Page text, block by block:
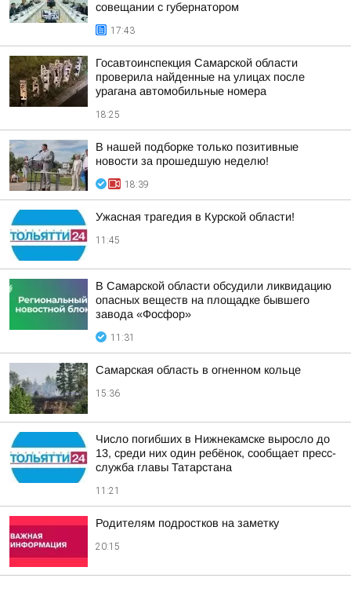
совещании с губернатором
17:43
Госавтоинспекция Самарской области
проверила найденные на улицах после
урагана автомобильные номера
18:25
В нашей подборке только позитивные
новости за прошедшую неделю!
18:39
Ужасная трагедия в Курской области!
11:45
В Самарской области обсудили ликвидацию
опасных веществ на площадке бывшего
завода «Фосфор»
11:31
Самарская область в огненном кольце
15:36
Число погибших в Нижнекамске выросло до
13, среди них один ребёнок, сообщает пресс-
служба главы Татарстана
11:21
Родителям подростков на заметку
20:15